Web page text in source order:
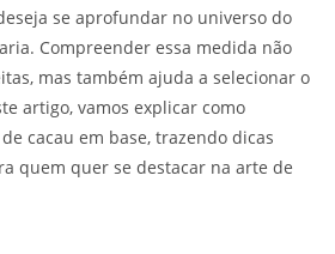
se aprofundar no universo do
Compreender essa medida não
mas também ajuda a selecionar o
artigo, vamos explicar como
cacau em base, trazendo dicas
quem quer se destacar na arte de